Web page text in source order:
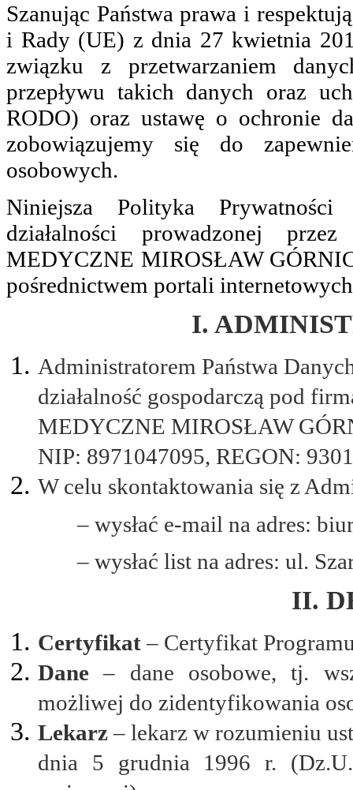
Szanując Państwa prawa i
i Rady (UE) z dnia 27 kwietnia
związku z przetwarzaniem
przepływu takich danych oraz
RODO) oraz ustawę o ochronie
zobowiązujemy się do
osobowych.
Niniejsza Polityka Prywatności
działalności prowadzonej
MEDYCZNE MIROSŁAW
pośrednictwem portali
I.
Administratorem Państwa
działalność gospodarczą pod
MEDYCZNE MIROSŁAW
NIP: 8971047095, REGON:
W celu skontaktowania się z
– wysłać e-mail na adres:
– wysłać list na adres: ul.
II.
Certyfikat– Certyfikat
Dane– dane osobowe, tj.
możliwej do zidentyfikowania
Lekarz– lekarz w rozumieniu
dnia 5 grudnia 1996 r.